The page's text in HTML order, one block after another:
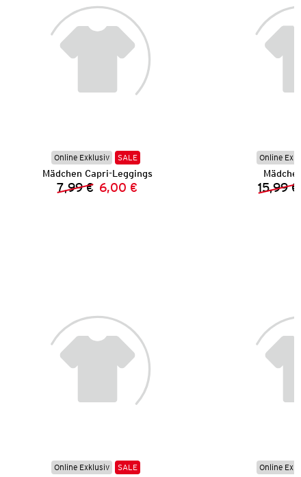
Online Exklusiv SALE
Mädchen Capri-Leggings
Vorheriger Preis:
7,99 € Neuer Preis:
6,00 €
Online
15,99 €
Online Exklusiv SALE Online